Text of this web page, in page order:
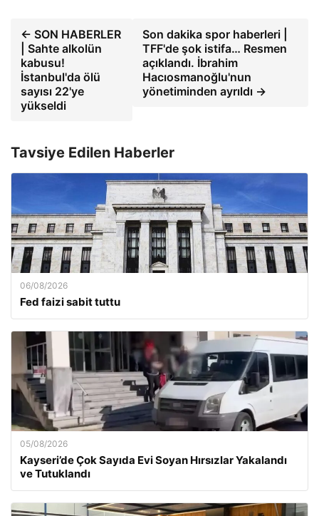
← SON HABERLER
| Sahte alkolün
kabusu!
İstanbul'da ölü
sayısı 22'ye
yükseldi
Son dakika spor haberleri |
TFF'de şok istifa… Resmen
açıklandı. İbrahim
Hacıosmanoğlu'nun
yönetiminden ayrıldı →
Tavsiye Edilen Haberler
06/08/2026
Fed faizi sabit tuttu
05/08/2026
Kayseri’de Çok Sayıda Evi Soyan Hırsızlar Yakalandı
ve Tutuklandı